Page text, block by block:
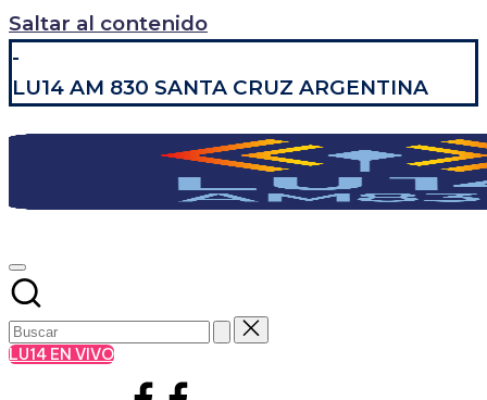
Saltar al contenido
-
LU14 AM 830 SANTA CRUZ ARGENTINA
LU14 EN VIVO